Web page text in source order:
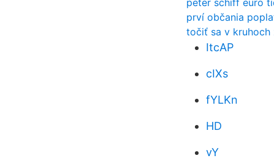
peter schiff euro
prví občania
točiť sa v kruhoch
ItcAP
cIXs
fYLKn
HD
vY